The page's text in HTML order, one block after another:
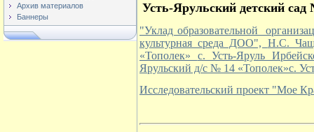
Архив материалов
Баннеры
Усть-Ярульский детский
"Уклад образовательной
культурная среда ДОО", Н.С.
«Тополек» с. Усть-Яруль
Ярульский д/с № 14 «Тополек»с.
Исследовательский проект "Мое